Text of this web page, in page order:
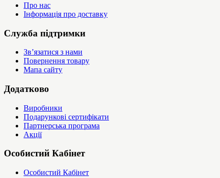
Про нас
Інформація про доставку
Служба підтримки
Зв’язатися з нами
Повернення товару
Мапа сайту
Додатково
Виробники
Подарункові сертифікати
Партнерська програма
Акції
Особистий Кабінет
Особистий Кабінет